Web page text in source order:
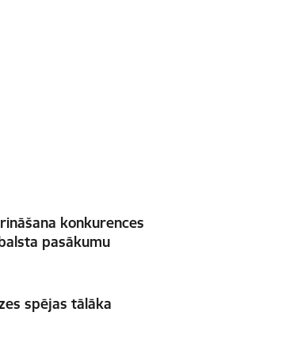
konkurences
pasākumu
spējas tālāka